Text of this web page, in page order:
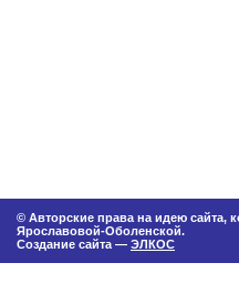
© Авторские права на идею сайта,
Ярославовой-Оболенской.
Создание сайта — ЭЛКОС